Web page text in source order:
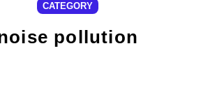
CATEGORY
pollution